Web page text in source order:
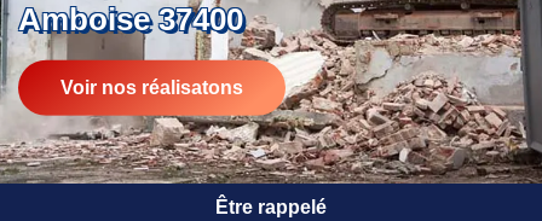
Amboise 37400
Voir nos réalisatons
Être rappelé